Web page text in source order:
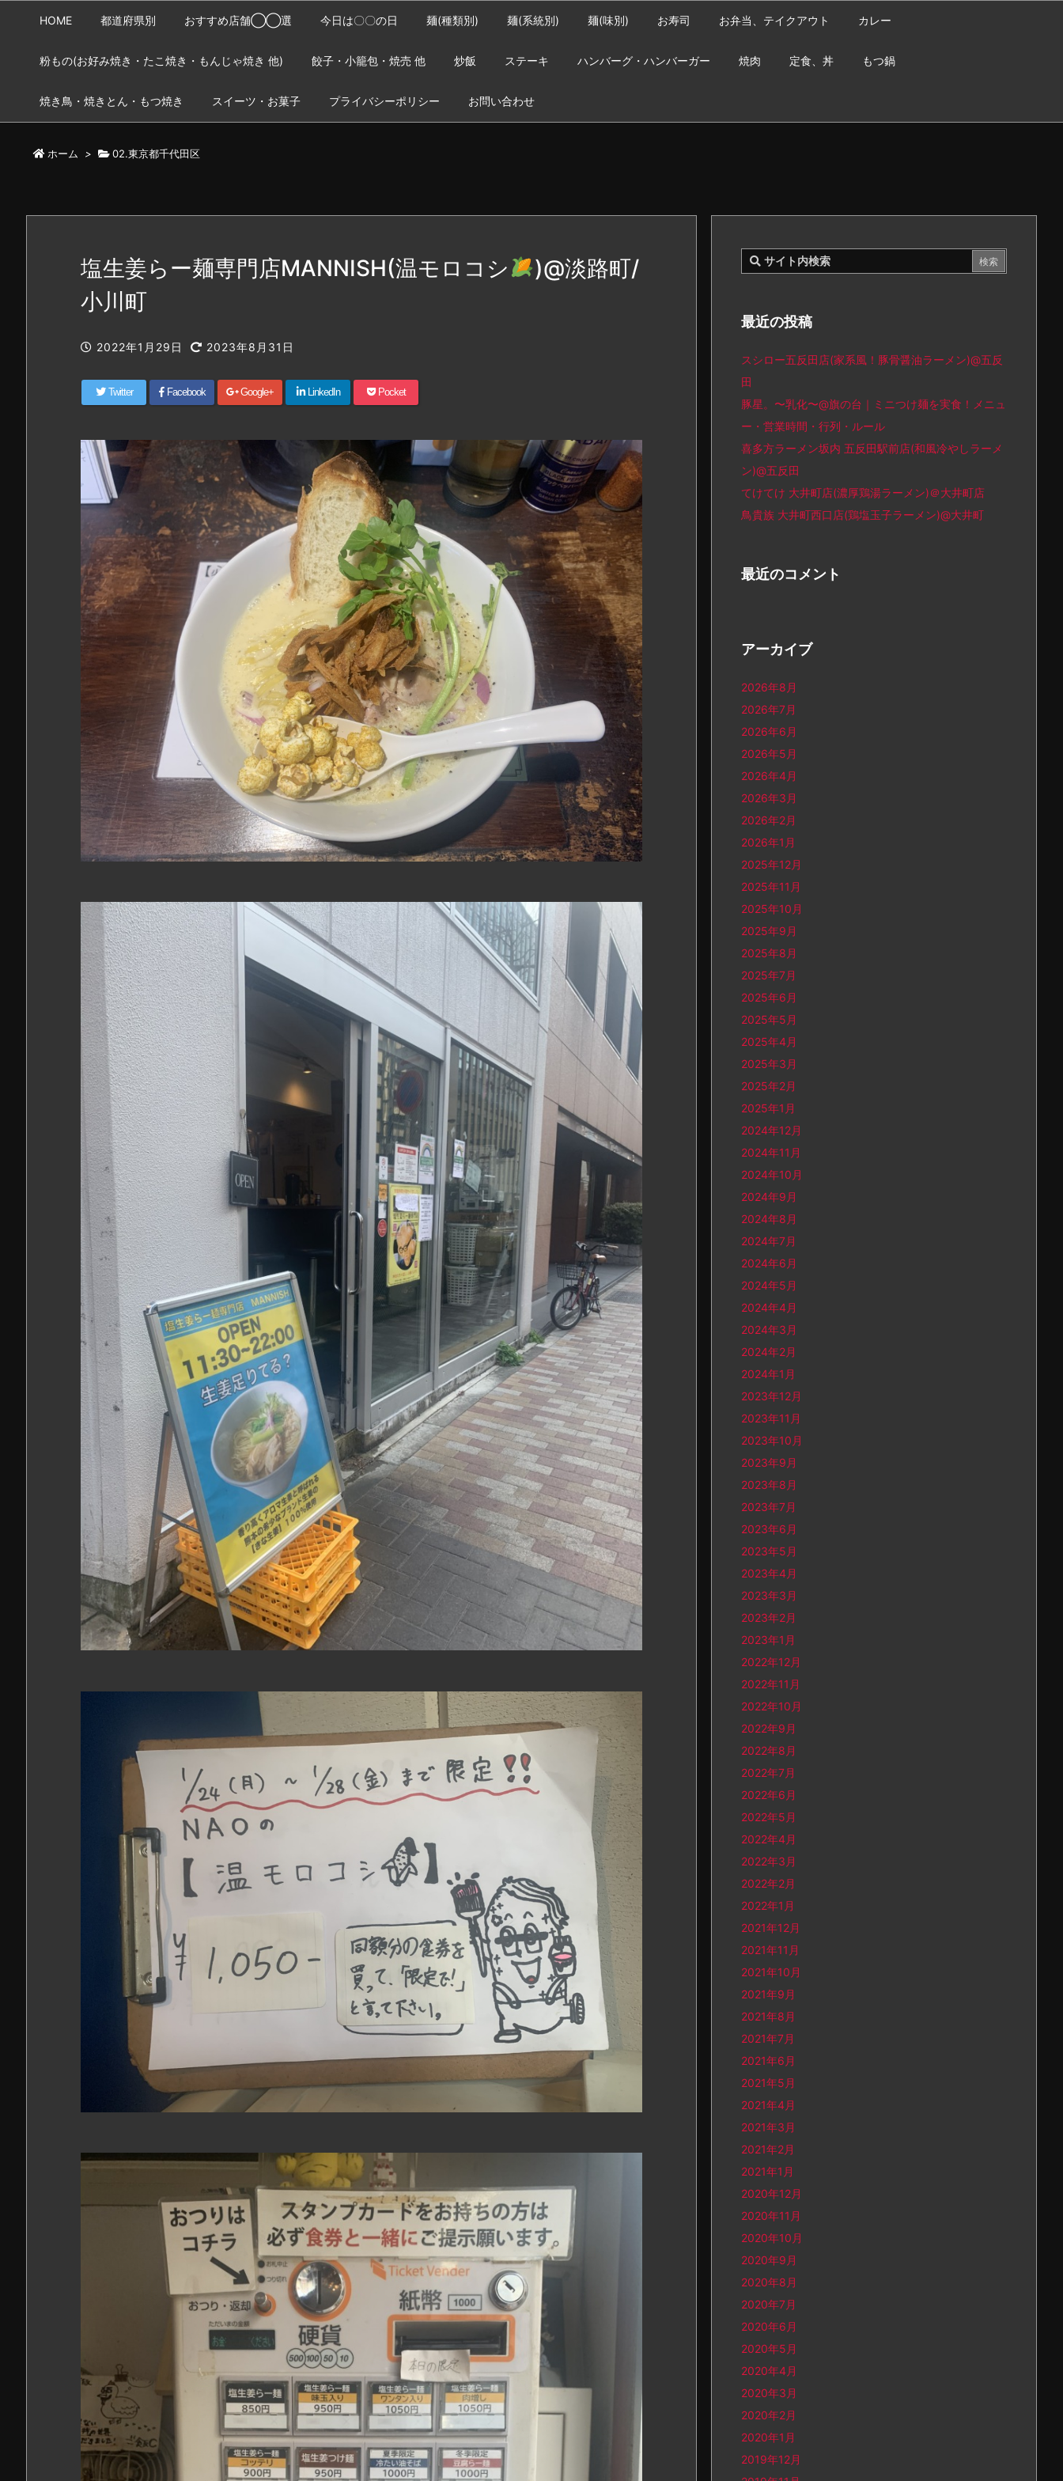
HOME 都道府県別 おすすめ店舗◯◯選 今日は〇〇の日 麺(種類別) 麺(系統別) 麺(味別) お寿司 お弁当、テイクアウト カレー
粉もの(お好み焼き・たこ焼き・もんじゃ焼き 他) 餃子・小籠包・焼売 他 炒飯 ステーキ ハンバーグ・ハンバーガー 焼肉 定食、丼 もつ鍋
焼き鳥・焼きとん・もつ焼き スイーツ・お菓子 プライバシーポリシー お問い合わせ
ホーム > 02.東京都千代田区
塩生姜らー麺専門店MANNISH(温モロコシ
)@淡路町/
小川町
2022年1月29日 2023年8月31日
Twitter Facebook Google+ LinkedIn Pocket
最近の投稿
スシロー五反田店(家系風！豚骨醤油ラーメン)@五反
田
豚星。〜乳化〜@旗の台｜ミニつけ麺を実食！メニュ
ー・営業時間・行列・ルール
喜多方ラーメン坂内 五反田駅前店(和風冷やしラーメ
ン)@五反田
てけてけ 大井町店(濃厚鶏湯ラーメン)＠大井町店
鳥貴族 大井町西口店(鶏塩玉子ラーメン)@大井町
最近のコメント
アーカイブ
2026年8月
2026年7月
2026年6月
2026年5月
2026年4月
2026年3月
2026年2月
2026年1月
2025年12月
2025年11月
2025年10月
2025年9月
2025年8月
2025年7月
2025年6月
2025年5月
2025年4月
2025年3月
2025年2月
2025年1月
2024年12月
2024年11月
2024年10月
2024年9月
2024年8月
2024年7月
2024年6月
2024年5月
2024年4月
2024年3月
2024年2月
2024年1月
2023年12月
2023年11月
2023年10月
2023年9月
2023年8月
2023年7月
2023年6月
2023年5月
2023年4月
2023年3月
2023年2月
2023年1月
2022年12月
2022年11月
2022年10月
2022年9月
2022年8月
2022年7月
2022年6月
2022年5月
2022年4月
2022年3月
2022年2月
2022年1月
2021年12月
2021年11月
2021年10月
2021年9月
2021年8月
2021年7月
2021年6月
2021年5月
2021年4月
2021年3月
2021年2月
2021年1月
2020年12月
2020年11月
2020年10月
2020年9月
2020年8月
2020年7月
2020年6月
2020年5月
2020年4月
2020年3月
2020年2月
2020年1月
2019年12月